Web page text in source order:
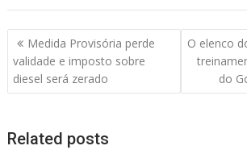
Navegação
de
artigos
Medida Provisória perde
validade e imposto sobre
diesel será zerado
O elenco
do
Related posts